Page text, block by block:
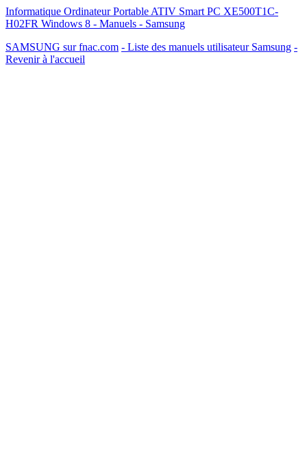
Informatique Ordinateur Portable ATIV Smart PC XE500T1C-
H02FR Windows 8 - Manuels - Samsung
SAMSUNG sur fnac.com - Liste des manuels utilisateur Samsung -
Revenir à l'accueil